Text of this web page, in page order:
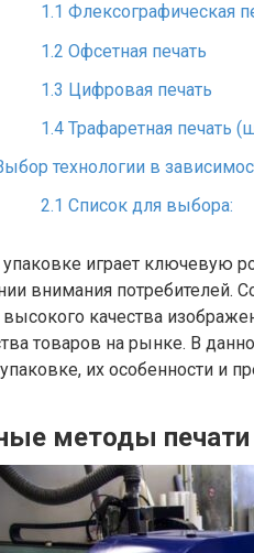
1.1 Флексографическая
1.2 Офсетная печать
1.3 Цифровая печать
1.4 Трафаретная печать
технологии в
2.1 Список для выбора:
упаковке играет ключевую
внимания потребителей.
высокого качества
товаров на рынке. В
их особенности и
методы печати